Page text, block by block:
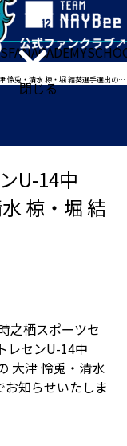
閉じる
FANACADEMY
・清水 椋・堀 結葵選手選出のお知らせ
U-14中
椋・堀 結
之栖スポーツセ
レセンU-14中
大津 怜兎・清水
知らせいたしま